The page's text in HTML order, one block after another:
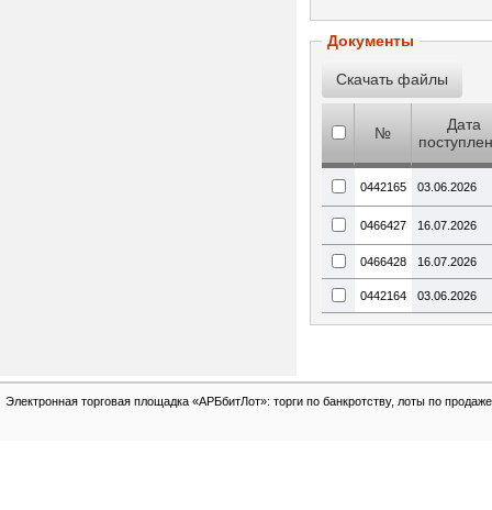
Документы
№
Дата
0442165 03.06.2026
0466427 16.07.2026
0466428 16.07.2026
0442164 03.06.2026
Электронная торговая площадка «АРБбитЛот»: торги по банкротству, лоты по